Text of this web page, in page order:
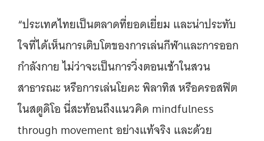
“ประเทศไทยเป็นตลาดที่ยอดเยี่ยม และน่าประทับ
ใจที่ได้เห็นการเติบโตของการเล่นกีฬาและการออก
กำลังกาย ไม่ว่าจะเป็นการวิ่งตอนเช้าในสวน
สาธารณะ หรือการเล่นโยคะ พิลาทิส หรือครอสฟิต
ในสตูดิโอ นี่สะท้อนถึงแนวคิด mindfulness
through movement อย่างแท้จริง และด้วย